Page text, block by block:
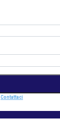
Contattaci